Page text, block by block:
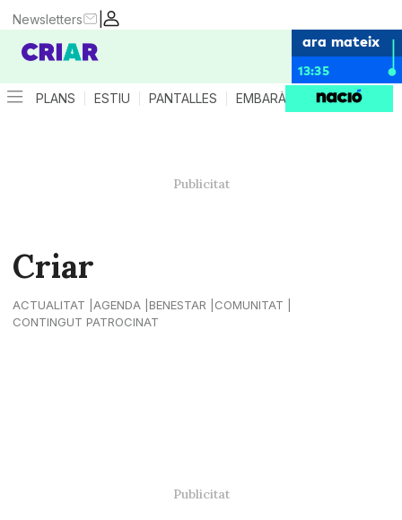
|
Newsletters
ara mateix
13:35
PLANS ESTIU PANTALLES EMBARÀS CRIANÇA
Criar
ACTUALITAT AGENDA BENESTAR
COMUNITAT
CONTINGUT PATROCINAT